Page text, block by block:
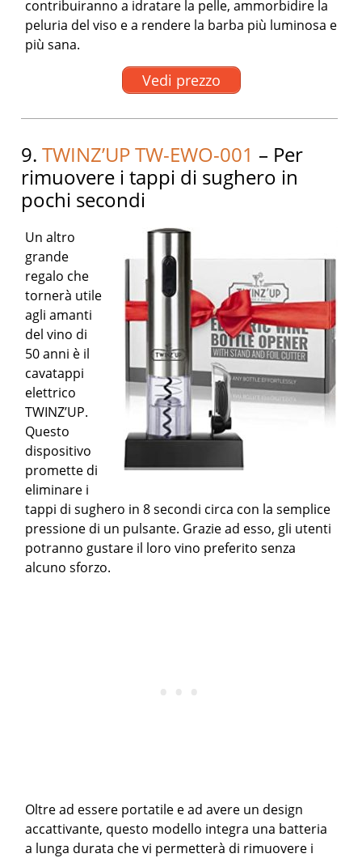
contribuiranno a idratare la pelle, ammorbidire la
peluria del viso e a rendere la barba più luminosa e
più sana.
Vedi prezzo
9.TWINZ’UP TW-EWO-001 – Per
rimuovere i tappi di sughero in
pochi secondi
Un altro
grande
regalo che
tornerà utile
agli amanti
del vino di
50 anni è il
cavatappi
elettrico
TWINZ’UP.
Questo
dispositivo
promette di
eliminare i
tappi di sughero in 8 secondi circa con la semplice
pressione di un pulsante. Grazie ad esso, gli utenti
potranno gustare il loro vino preferito senza
alcuno sforzo.
Oltre ad essere portatile e ad avere un design
accattivante, questo modello integra una batteria
a lunga durata che vi permetterà di rimuovere i